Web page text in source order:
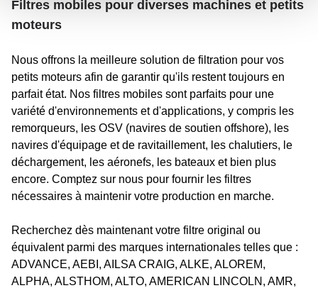
Filtres mobiles pour diverses machines et petits
moteurs
Nous offrons la meilleure solution de filtration pour vos
petits moteurs afin de garantir qu'ils restent toujours en
parfait état. Nos filtres mobiles sont parfaits pour une
variété d'environnements et d'applications, y compris les
remorqueurs, les OSV (navires de soutien offshore), les
navires d'équipage et de ravitaillement, les chalutiers, le
déchargement, les aéronefs, les bateaux et bien plus
encore. Comptez sur nous pour fournir les filtres
nécessaires à maintenir votre production en marche.
Recherchez dès maintenant votre filtre original ou
équivalent parmi des marques internationales telles que :
ADVANCE, AEBI, AILSA CRAIG, ALKE, ALOREM,
ALPHA, ALSTHOM, ALTO, AMERICAN LINCOLN, AMR,